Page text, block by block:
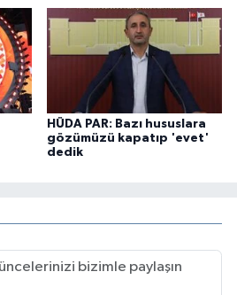
HÜDA PAR: Bazı hususlara
gözümüzü kapatıp 'evet'
dedik